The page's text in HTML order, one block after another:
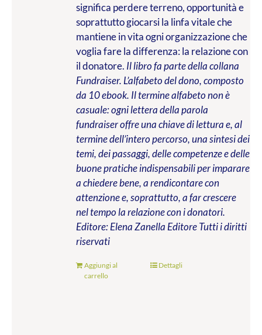
significa perdere terreno, opportunità e
soprattutto giocarsi la linfa vitale che
mantiene in vita ogni organizzazione che
voglia fare la differenza: la relazione con
il donatore. Il libro fa parte della collana
Fundraiser. L’alfabeto del dono, composto
da 10 ebook. Il termine alfabeto non è
casuale: ogni lettera della parola
fundraiser offre una chiave di lettura e, al
termine dell’intero percorso, una sintesi dei
temi, dei passaggi, delle competenze e delle
buone pratiche indispensabili per imparare
a chiedere bene, a rendicontare con
attenzione e, soprattutto, a far crescere
nel tempo la relazione con i donatori.
Editore: Elena Zanella EditoreTutti i diritti
riservati
Aggiungi al
carrello
Dettagli